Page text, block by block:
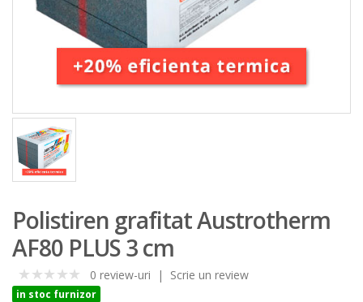
Polistiren grafitat Austrotherm
AF80 PLUS 3 cm
0
0 review-uri | Scrie un review
in stoc furnizor